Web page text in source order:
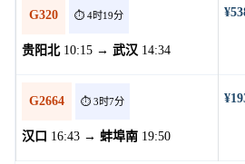
G320 ⏱️ 4时19分
贵阳北10:15 → 武汉 14:34
G2664 ⏱️ 3时7分
汉口 16:43 → 蚌埠南 19:50